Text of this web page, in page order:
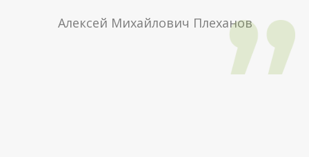
Алексей Михайлович Плеханов